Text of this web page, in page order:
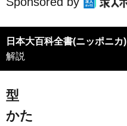
日本大百科全書(ニッポニカ)
解説
型
かた